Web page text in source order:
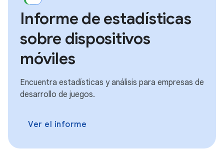
Informe de estadísticas
sobre dispositivos
móviles
Encuentra estadísticas y análisis para empresas de
desarrollo de juegos.
Ver el informe